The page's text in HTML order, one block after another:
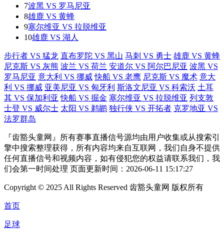
7波黑 VS 罗马尼亚
8雄鹿 VS 黄蜂
9塞尔维亚 VS 拉脱维亚
10雄鹿 VS 湖人
步行者 VS 猛龙 直布罗陀 VS 黑山 马刺 VS 勇士 雄鹿 VS 黄蜂
尼克斯 VS 灰熊 波兰 VS 荷兰 安道尔 VS 阿尔巴尼亚 波黑 VS
罗马尼亚 意大利 VS 挪威 快船 VS 老鹰 尼克斯 VS 魔术 意大
利 VS 挪威 亚美尼亚 VS 匈牙利 斯洛文尼亚 VS 科索沃 土耳
其 VS 保加利亚 快船 VS 掘金 塞尔维亚 VS 拉脱维亚 列支敦
士登 VS 威尔士 太阳 VS 鹈鹕 独行侠 VS 开拓者 克罗地亚 VS
法罗群岛
『齿豁头童网』所有赛事直播信号源均由用户收集或从搜索引
擎中搜索整理获得，所有内容均来自互联网，我们自身不提供
任何直播信号和视频内容，如有侵犯您的权益请联系我们，我
们会第一时间处理 页面更新时间：2026-06-11 15:17:27
Copyright © 2025 All Rights Reserved 齿豁头童网 版权所有
首页
足球